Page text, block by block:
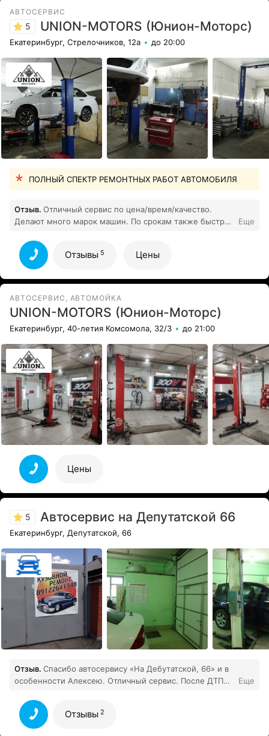
АВТОСЕРВИС
5 UNION-MOTORS (Юнион-Моторс)
Екатеринбург, Стрелочников, 12а до 20:00
ПОЛНЫЙ СПЕКТР РЕМОНТНЫХ РАБОТ АВТОМОБИЛЯ
Отзыв. Отличный сервис по цена/время/качество.
Делают много марок машин. По срокам также быстро.
Еще
Отзывы 5 Цены
АВТОСЕРВИС, АВТОМОЙКА
UNION-MOTORS (Юнион-Моторс)
Екатеринбург, 40-летия Комсомола, 32/3 до 21:00
Цены
5 Автосервис на Депутатской 66
Екатеринбург, Депутатской, 66
Отзыв. Спасибо автосервису «На Дебутатской, 66» и в
особенности Алексею. Отличный сервис. После ДТП
бампера, капота, правого переднего крыла, блок фары
и противотуманного фонаря. Сделали быстро и
качественно, подбор цвета идеальный, по запчастям
Еще
Отзывы 2